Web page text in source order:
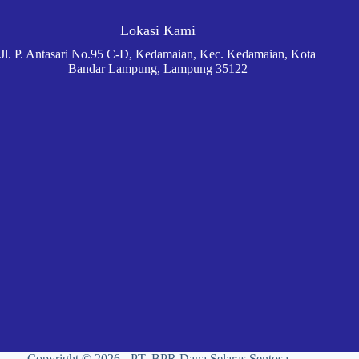
Lokasi Kami
Jl. P. Antasari No.95 C-D, Kedamaian, Kec. Kedamaian, Kota
Bandar Lampung, Lampung 35122